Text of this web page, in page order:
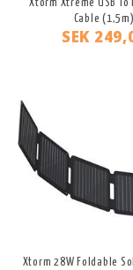
Xtorm Xtreme USB
Cable (1,5m)
SEK
Xtorm 28W Foldable